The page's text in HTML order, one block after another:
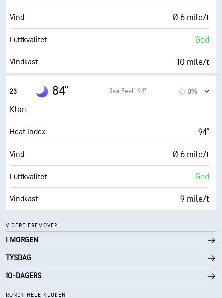
Duggpunkt 76° F
AccuLumen Brightness Index™ 0 (Mørkt)
Skydekke 7%
Vind Ø 6 mile/t
Luftkvalitet God
Vindkast 10 mile/t
Duggpunkt
AccuLumen Brightness Index™ 0 (Mørkt)
Skydekke 5%
Sikt 10 mi
Skydekke 30000 fot
23 84° RealFeel® 94° 0%
Klart
Heat Index 94°
Vind Ø 6 mile/t
Luftkvalitet God
Vindkast 9 mile/t
Duggpunkt 77° F
AccuLumen Brightness Index™ 0 (Mørkt)
Skydekke 4%
VIDERE FREMOVER
I MORGEN
TYSDAG
10-DAGERS
RUNDT HELE KLODEN